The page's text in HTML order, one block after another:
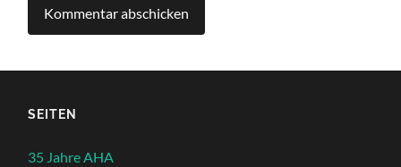
SEITEN
35 Jahre AHA